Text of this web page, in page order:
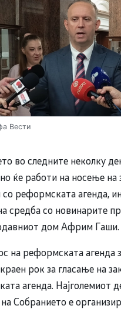
Вести
во следните неколку
ќе работи на носење на
со реформската агенда,
средба со новинарите
дом Африм Гаши.
на реформската агенда
рок за гласање на
агенда. Најголемиот
Собранието е